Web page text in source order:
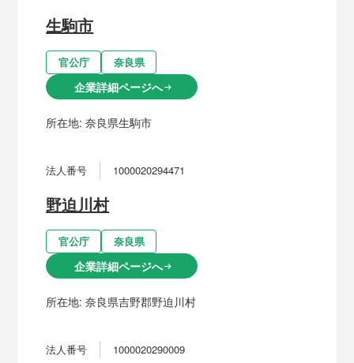
生駒市
官公庁 奈良県
企業詳細ページへarrow_right_alt
所在地:奈良県生駒市
法人番号 1000020294471
野迫川村
官公庁 奈良県
企業詳細ページへarrow_right_alt
所在地:奈良県吉野郡野迫川村
法人番号 1000020290009